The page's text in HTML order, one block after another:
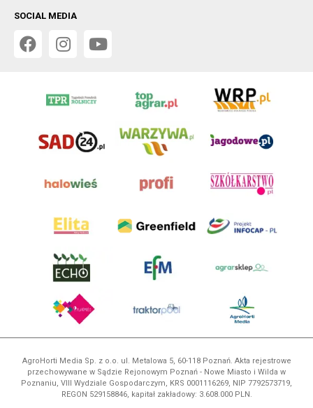
SOCIAL MEDIA
AgroHorti Media Sp. z o.o. ul. Metalowa 5, 60-118 Poznań. Akta rejestrowe
przechowywane w Sądzie Rejonowym Poznań - Nowe Miasto i Wilda w
Poznaniu, VIII Wydziale Gospodarczym, KRS 0001116269, NIP 7792573719,
REGON 529158846, kapitał zakładowy: 3.608.000 PLN.